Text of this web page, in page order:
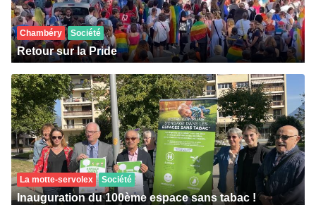
Chambéry Société
Retour sur la Pride
La motte-servolex Société
Inauguration du 100ème espace sans tabac !